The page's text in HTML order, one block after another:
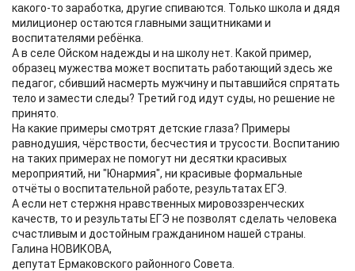
какого-то заработка, другие спиваются. Только школа и дядя
милиционер остаются главными защитниками и
воспитателями ребёнка.
А в селе Ойском надежды и на школу нет. Какой пример,
образец мужества может воспитать работающий здесь же
педагог, сбивший насмерть мужчину и пытавшийся спрятать
тело и замести следы? Третий год идут суды, но решение не
принято.
На какие примеры смотрят детские глаза? Примеры
равнодушия, чёрствости, бесчестия и трусости. Воспитанию
на таких примерах не помогут ни десятки красивых
мероприятий, ни "Юнармия", ни красивые формальные
отчёты о воспитательной работе, результатах ЕГЭ.
А если нет стержня нравственных мировоззренческих
качеств, то и результаты ЕГЭ не позволят сделать человека
счастливым и достойным гражданином нашей страны.
Галина НОВИКОВА,
депутат Ермаковского районного Совета.